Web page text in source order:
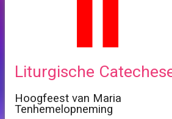
Liturgische
Hoogfeest van Maria
Tenhemelopneming